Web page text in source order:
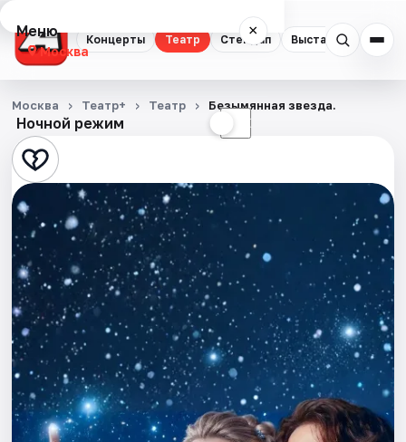
Концерты Театр Стендап Выставки
Меню ×
Москва
Концерты
Театр
Стендап
Выставки
Квесты
Экскурсии
Спорт
События
Ночной режим ☾
Москва Театр+ Театр Безымянная звезда.